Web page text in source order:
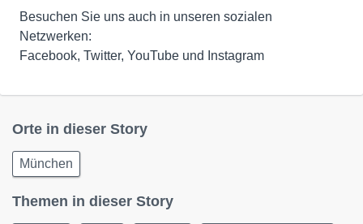
Besuchen Sie uns auch in unseren sozialen
Netzwerken:
Facebook, Twitter, YouTube und Instagram
Orte in dieser Story
München
Themen in dieser Story